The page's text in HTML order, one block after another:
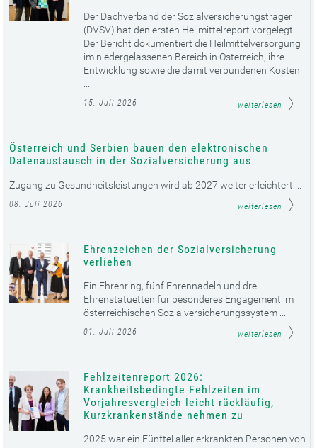
Der Dachverband der Sozialversicherungsträger
(DVSV) hat den ersten Heilmittelreport vorgelegt.
Der Bericht dokumentiert die Heilmittelversorgung
im niedergelassenen Bereich in Österreich, ihre
Entwicklung sowie die damit verbundenen Kosten.
15. Juli 2026 weiterlesen
Österreich und Serbien bauen den elektronischen
Datenaustausch in der Sozialversicherung aus
Zugang zu Gesundheitsleistungen wird ab 2027 weiter erleichtert ...
08. Juli 2026 weiterlesen
Ehrenzeichen der Sozialversicherung
verliehen
Ein Ehrenring, fünf Ehrennadeln und drei
Ehrenstatuetten für besonderes Engagement im
österreichischen Sozialversicherungssystem ...
01. Juli 2026 weiterlesen
Fehlzeitenreport 2026:
Krankheitsbedingte Fehlzeiten im
Vorjahresvergleich leicht rückläufig,
Kurzkrankenstände nehmen zu
2025 war ein Fünftel aller erkrankten Personen von